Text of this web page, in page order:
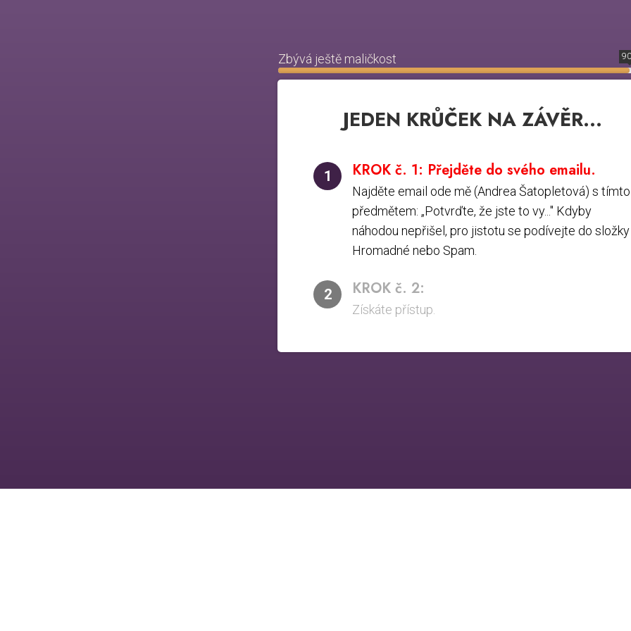
Zbývá ještě maličkost
JEDEN KRŮČEK NA ZÁVĚR...
1 KROK č. 1: Přejděte do svého emailu.
Najděte email ode mě (Andrea Šatopletová) s tímto
předmětem: „Potvrďte, že jste to vy..." Kdyby
náhodou nepřišel, pro jistotu se podívejte do složky
Hromadné nebo Spam.
2 KROK č. 2:
Získáte přístup.